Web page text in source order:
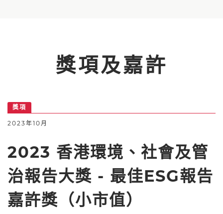
獎項及嘉許
獎項
2023年10月
2023 香港環境、社會及管
治報告大獎 - 最佳ESG報告
嘉許獎（小市值）